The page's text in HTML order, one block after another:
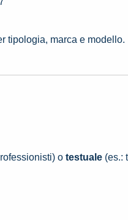
tipologia, marca e modello.
o testuale (es.: